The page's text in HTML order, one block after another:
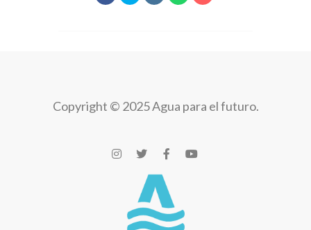
Copyright © 2025 Agua para el futuro.